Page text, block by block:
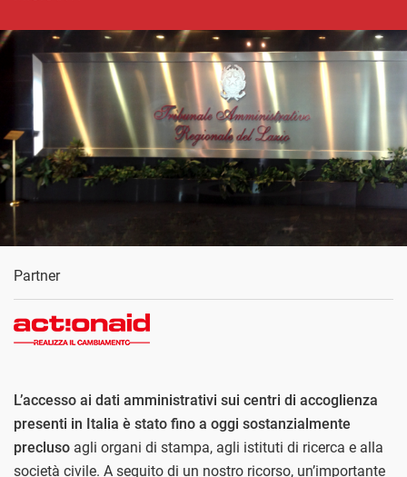
Partner
L’accesso ai dati amministrativi sui centri di accoglienza
presenti in Italia è stato fino a oggi sostanzialmente
precluso agli organi di stampa, agli istituti di ricerca e alla
società civile. A seguito di un nostro ricorso, un’importante